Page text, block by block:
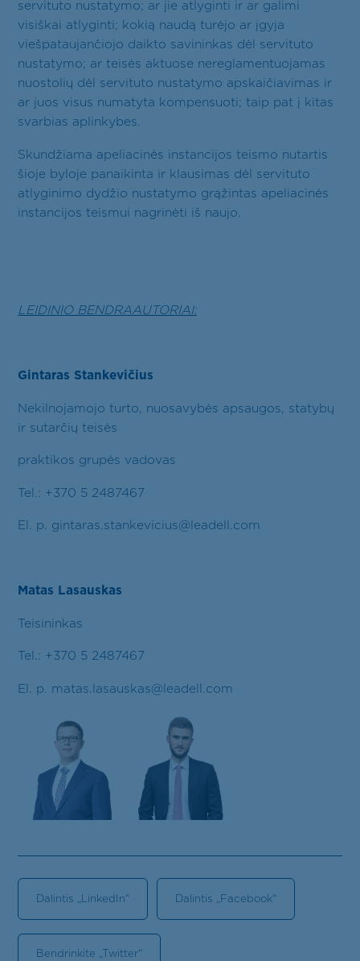
servituto nustatymo; ar jie atlyginti ir ar galimi
visiškai atlyginti; kokią naudą turėjo ar įgyja
viešpataujančiojo daikto savininkas dėl servituto
nustatymo; ar teisės aktuose nereglamentuojamas
nuostolių dėl servituto nustatymo apskaičiavimas ir
ar juos visus numatyta kompensuoti; taip pat į kitas
svarbias aplinkybes.
Skundžiama apeliacinės instancijos teismo nutartis
šioje byloje panaikinta ir klausimas dėl servituto
atlyginimo dydžio nustatymo grąžintas apeliacinės
instancijos teismui nagrinėti iš naujo.
LEIDINIO BENDRAAUTORIAI:
Gintaras Stankevičius
Nekilnojamojo turto, nuosavybės apsaugos, statybų
ir sutarčių teisės
praktikos grupės vadovas
Tel.: +370 5 2487467
El. p. gintaras.stankevicius@leadell.com
Matas Lasauskas
Teisininkas
Tel.: +370 5 2487467
El. p. matas.lasauskas@leadell.com
Dalintis „LinkedIn“ Dalintis „Facebook“
Bendrinkite „Twitter“